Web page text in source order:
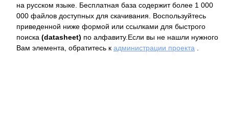
на русском языке. Бесплатная база содержит более 1 000
000 файлов доступных для скачивания. Воспользуйтесь
приведенной ниже формой или ссылками для быстрого
поиска (datasheet) по алфавиту.Если вы не нашли нужного
Вам элемента, обратитесь к администрации проекта